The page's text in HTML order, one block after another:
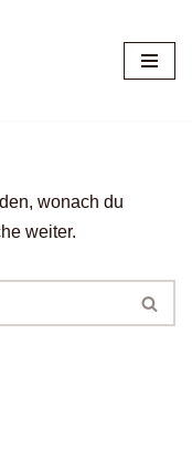
wonach du
weiter.